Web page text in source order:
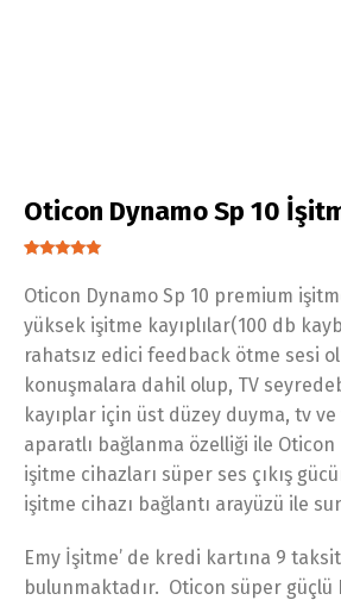
Oticon Dynamo Sp 10
puanına
dayanarak 5
üzerinden
5.00puan
aldı
Oticon Dynamo Sp 10 premium
yüksek işitme kayıplılar(100 db
rahatsız edici feedback ötme sesi
konuşmalara dahil olup, TV
kayıplar için üst düzey duyma, tv
aparatlı bağlanma özelliği ile
işitme cihazları süper ses çıkış
işitme cihazı bağlantı arayüzü ile
Emy İşitme’ de kredi kartına 9
bulunmaktadır. Oticon süper güçlü